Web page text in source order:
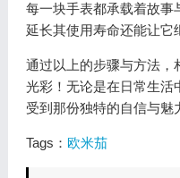
每一块手表都承载着故事
延长其使用寿命还能让它
通过以上的步骤与方法，
光彩！无论是在日常生活
受到那份独特的自信与魅
Tags： 欧米茄